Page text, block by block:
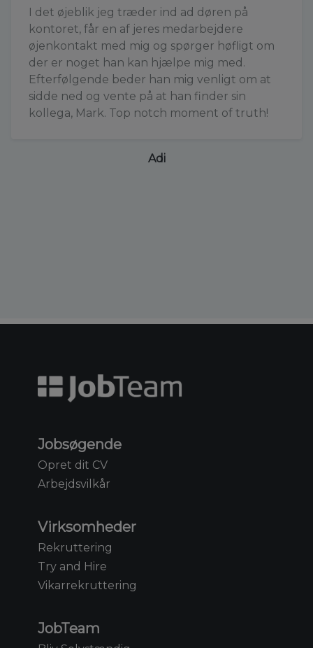
I det øjeblik jeg træder ind ad døren på
kontoret, får en af jeres medarbejdere
øjenkontakt med mig og spørger høfligt om
der er noget han kan hjælpe mig med.
Efterfølgende beder han mig venligt om at
sidde ned og vente på at han finder sin
kollega, Mark. Top notch moment of truth!
Adi
Jobsøgende
Opret dit CV
Arbejdsvilkår
Virksomheder
Rekruttering
Try and Hire
Vikarrekruttering
JobTeam